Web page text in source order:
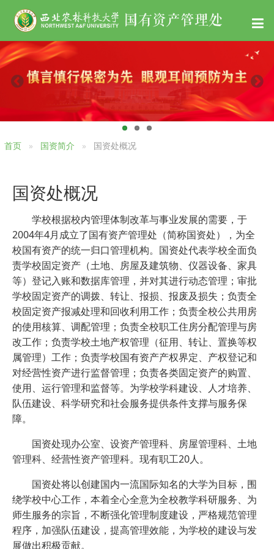
首页 国资简介 国资处概况
国资处概况
学校根据校内管理体制改革与事业发展的需要，于
2004年4月成立了国有资产管理处（简称国资处），为全
校国有资产的统一归口管理机构。国资处代表学校全面负
责学校固定资产（土地、房屋及建筑物、仪器设备、家具
等）登记入账和数据库管理，并对其进行动态管理；审批
学校固定资产的调拨、转让、报损、报废及损失；负责全
校固定资产报减处理和回收利用工作；负责全校公共用房
的使用核算、调配管理；负责全校职工住房分配管理与房
改工作；负责学校土地产权管理（征用、转让、置换等权
属管理）工作；负责学校国有资产产权界定、产权登记和
对经营性资产进行监督管理；负责各类固定资产的购置、
使用、运行管理和监督等。为学校学科建设、人才培养、
队伍建设、科学研究和社会服务提供条件支撑与服务保
障。
国资处现办公室、设资产管理科、房屋管理科、土地
管理科、经营性资产管理科。现有职工20人。
国资处将以创建国内一流国际知名的大学为目标，围
绕学校中心工作，本着全心全意为全校教学科研服务、为
师生服务的宗旨，不断强化管理制度建设，严格规范管理
程序，加强队伍建设，提高管理效能，为学校的建设与发
展做出积极贡献。